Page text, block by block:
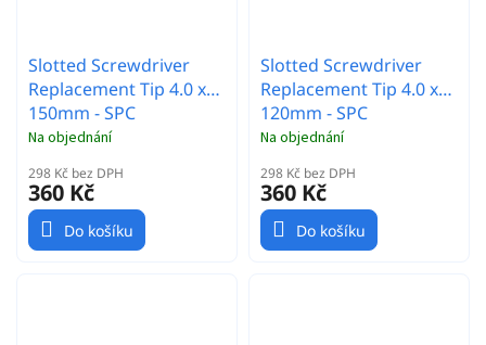
Slotted Screwdriver
Replacement Tip 4.0 x
150mm - SPC
Na objednání
298 Kč bez DPH
360 Kč
Do košíku
Slotted Screwdriver
Replacement Tip 4.0 x
120mm - SPC
Na objednání
298 Kč bez DPH
360 Kč
Do košíku